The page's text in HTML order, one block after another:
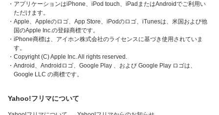
・アプリケーションはiPhone、iPod touch、iPadまたはAndroidでご利用い
ただけます。
・Apple、Appleのロゴ、App Store、iPodのロゴ、iTunesは、米国および他
国のApple Inc.の登録商標です。
・iPhone商標は、アイホン株式会社のライセンスに基づき使用されていま
す。
・Copyright (C) Apple Inc. All rights reserved.
・Android、Androidロゴ、Google Play 、および Google Play ロゴは、
Google LLC の商標です。
Yahoo!フリマについて